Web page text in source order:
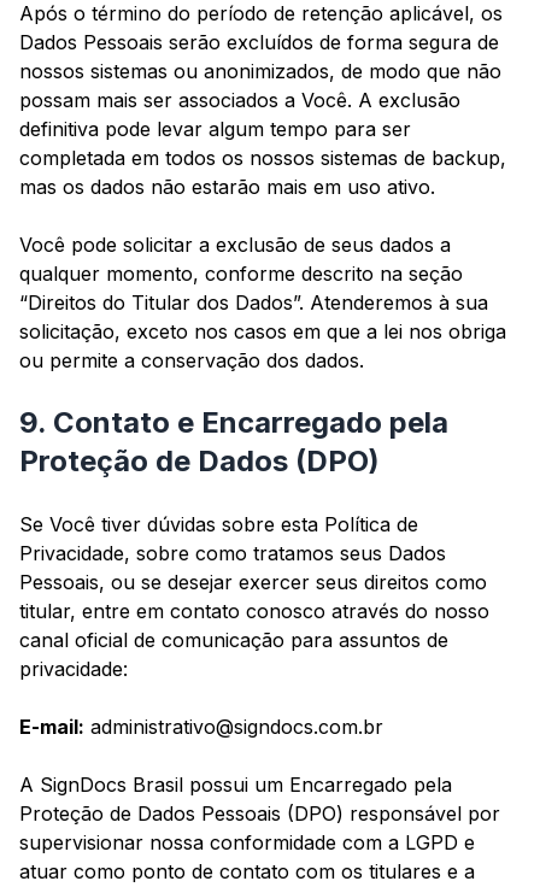
Após o término do período de retenção aplicável, os
Dados Pessoais serão excluídos de forma segura de
nossos sistemas ou anonimizados, de modo que não
possam mais ser associados a Você. A exclusão
definitiva pode levar algum tempo para ser
completada em todos os nossos sistemas de backup,
mas os dados não estarão mais em uso ativo.
Você pode solicitar a exclusão de seus dados a
qualquer momento, conforme descrito na seção
“Direitos do Titular dos Dados”. Atenderemos à sua
solicitação, exceto nos casos em que a lei nos obriga
ou permite a conservação dos dados.
9. Contato e Encarregado pela
Proteção de Dados (DPO)
Se Você tiver dúvidas sobre esta Política de
Privacidade, sobre como tratamos seus Dados
Pessoais, ou se desejar exercer seus direitos como
titular, entre em contato conosco através do nosso
canal oficial de comunicação para assuntos de
privacidade:
E-mail: administrativo@signdocs.com.br
A SignDocs Brasil possui um Encarregado pela
Proteção de Dados Pessoais (DPO) responsável por
supervisionar nossa conformidade com a LGPD e
atuar como ponto de contato com os titulares e a